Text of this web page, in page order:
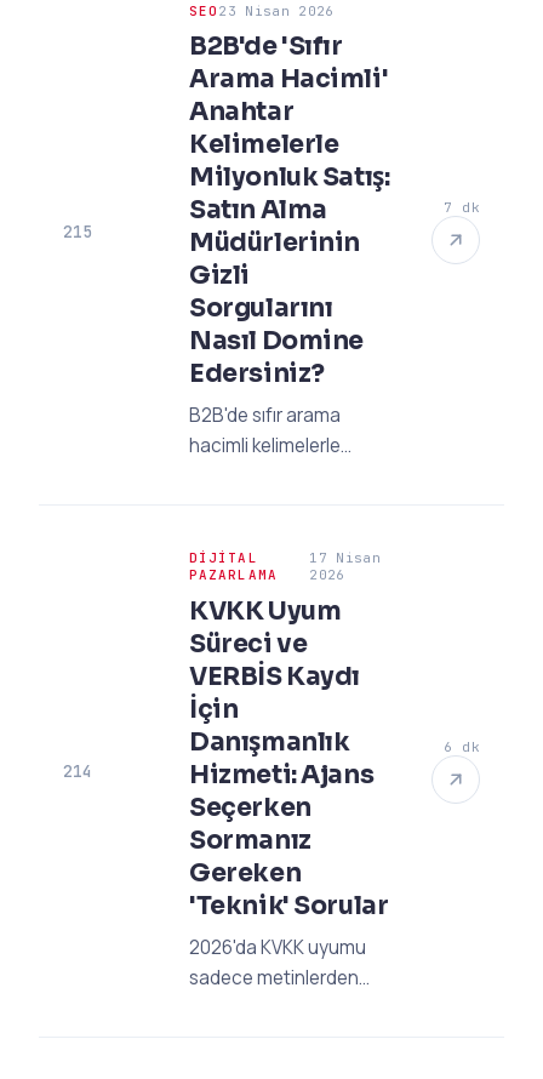
odaklı tasarım
stratejileriyle tanışın.
215
SEO 23 Nisan 2026
B2B'de 'Sıfır
Arama Hacimli'
Anahtar
Kelimelerle
Milyonluk Satış:
Satın Alma
Müdürlerinin
Gizli
Sorgularını
Nasıl Domine
Edersiniz?
B2B'de sıfır arama
hacimli kelimelerle
ve niş SEO stratejileriyle
rakiplerinizi geçin.
7 dk
214
DIJITAL
PAZARLAMA
17 Nisan
2026
KVKK Uyum
Süreci ve
VERBİS Kaydı
İçin
Danışmanlık
Hizmeti: Ajans
Seçerken
Sormanız
Gereken
'Teknik' Sorular
2026'da KVKK uyumu
sadece metinlerden
6 dk